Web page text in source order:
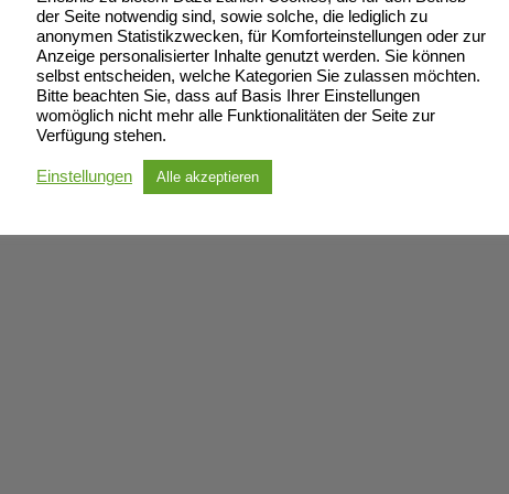
der Seite notwendig sind, sowie solche, die lediglich zu
anonymen Statistikzwecken, für Komforteinstellungen oder zur
Anzeige personalisierter Inhalte genutzt werden. Sie können
selbst entscheiden, welche Kategorien Sie zulassen möchten.
Bitte beachten Sie, dass auf Basis Ihrer Einstellungen
womöglich nicht mehr alle Funktionalitäten der Seite zur
Verfügung stehen.
Einstellungen Alle akzeptieren